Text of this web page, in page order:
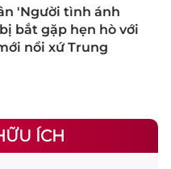
'Người tình ánh
bắt gặp hẹn hò với
nổi xứ Trung
ÍCH